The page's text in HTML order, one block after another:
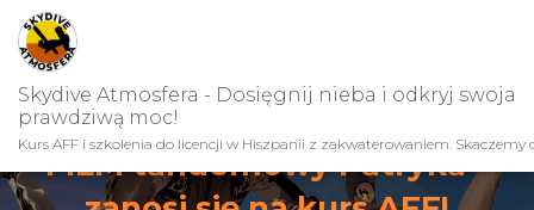
Skydive Atmosfera - Dosięgnij nieba i odkryj swoja
prawdziwą moc!
Kurs AFF i szkolenia do licencji w Hiszpanii z zakwaterowaniem. Skaczemy
FILM tandemowy Patryka –